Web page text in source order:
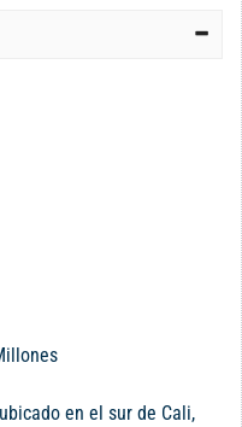
en el sur de Cali,